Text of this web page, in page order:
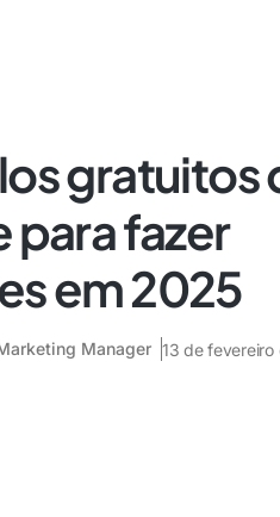
gratuitos
para fazer
em 2025
Manager 13 de